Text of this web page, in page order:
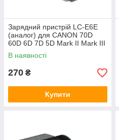
Зарядний пристрій LC-E6E
(аналог) для CANON 70D
60D 6D 7D 5D Mark II Mark III
- (акумулятор LP-E6)
В наявності
270 ₴
Купити